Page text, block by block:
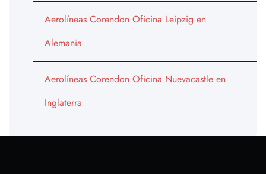
Aerolíneas Corendon Oficina Leipzig en
Alemania
Aerolíneas Corendon Oficina Nuevacastle en
Inglaterra